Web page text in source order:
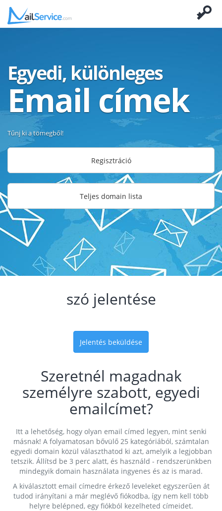
Egyedi, különleges
Email címek
Tűnj ki a tömegből!
Regisztráció
Teljes domain lista
szó jelentése
Jelentés beküldése
Szeretnél magadnak
személyre szabott, egyedi
emailcímet?
Itt a lehetőség, hogy olyan email címed legyen, mint senki
másnak! A folyamatosan bővülő 25 kategóriából, számtalan
egyedi domain közül választhatod ki azt, amelyik a legjobban
tetszik. Állítsd be 3 perc alatt, és használd - rendszerünkben
mindegyik domain használata ingyenes és az is marad.
A kiválasztott email címedre érkező leveleket egyszerűen át
tudod irányítani a már meglévő fiókodba, így nem kell több
helyre belépned, egy fiókból kezelheted címeidet.